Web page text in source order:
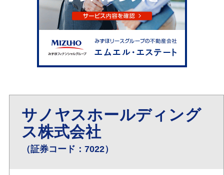
サノヤスホールディング
ス株式会社
（証券コード：7022）